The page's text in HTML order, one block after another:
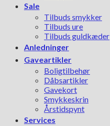
Sale
Tilbuds smykker
Tilbuds ure
Tilbuds guldkæder
Anledninger
Gaveartikler
Boligtilbehør
Dåbsartikler
Gavekort
Smykkeskrin
Årstidspynt
Services